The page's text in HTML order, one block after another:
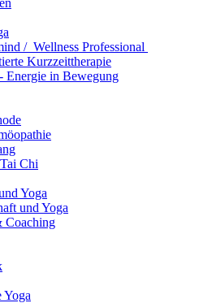
/ Wellness Professional
Kurzzeittherapie
in Bewegung
Chi
Yoga
und Yoga
Coaching
Yoga